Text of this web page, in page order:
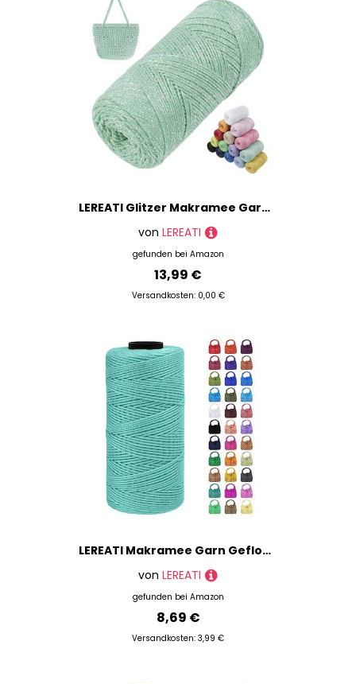
LEREATI Glitzer Makramee Garn 1.5mm x 280m Polyester Garn für Häkeln & Stricken, Baumwollgarn Häkelgarn für Taschen, Körbe, Hängepflanze, Wandbehang, DIY Handwerk (Minzgrün)
von LEREATI
gefunden bei Amazon
13,99 €
Versandkosten: 0,00 €
LEREATI Makramee Garn Geflochten 1.5mm x 200m Bunt Schnur für Armbänder Faden Zum Perlen Auffädeln, Macrame Cord 1.5mm für Basteln, Knüpfen, Dekoration, Borsa Crossbody (Tiefes Aquagrün)
von LEREATI
gefunden bei Amazon
8,69 €
Versandkosten: 3,99 €